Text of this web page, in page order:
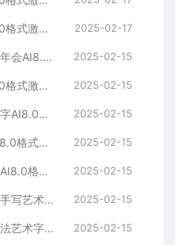
在一起赢未来书法艺术字AI8.0格式激光打标文件通用矢量图 2025-02-17
前途似海未来可期易拉罐企业年会AI8.0格式激光打标文件通用矢量图 2025-02-15
携手共赢易拉罐企业年会AI8.0格式激光打标文件通用矢量图 2025-02-15
皓月当空桃李满园中秋节艺术字AI8.0格式激光打标文件通用矢量图 2025-02-15
元宵节节日祝福书法艺术字AI8.0格式激光打标文件通用矢量图 2025-02-15
月满中秋节日祝福书法艺术字AI8.0格式激光打标文件通用矢量图 2025-02-15
人间四季今日茶饭事现代文艺手写艺术字AI8.0格式激光打标文件通用矢量图 2025-02-15
海上生明月中秋节节日祝福书法艺术字AI8.0格式激光打标文件通用矢量图 2025-02-15